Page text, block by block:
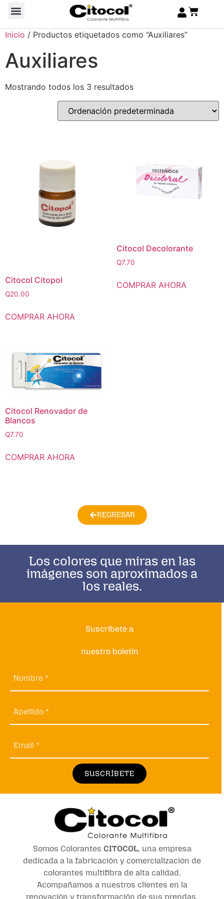
Inicio / Productos etiquetados como “Auxiliares”
Auxiliares
Mostrando todos los 3 resultados
Citocol Citopol
Q20.00
COMPRAR AHORA
Citocol Decolorante
Q7.70
COMPRAR AHORA
Citocol Renovador de
Blancos
Q7.70
COMPRAR AHORA
REGRESAR
Los colores que miras en las
imágenes son aproximados a
los reales.
Suscríbete a
nuestro boletín
Nombre *
Apellido *
Email *
SUSCRÍBETE
Somos Colorantes CITOCOL, una empresa
dedicada a la fabricación y comercialización de
colorantes multifibra de alta calidad.
Acompañamos a nuestros clientes en la
renovación y transformación de sus prendas,